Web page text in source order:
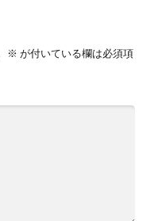
※ が付いている欄は必須項